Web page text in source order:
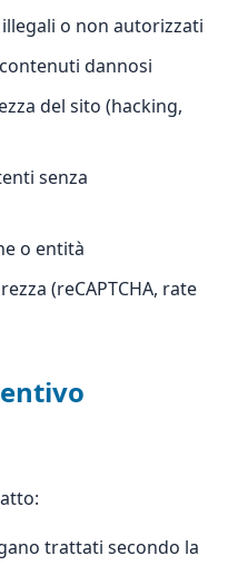
o non autorizzati
dannosi
del sito (hacking,
senza
o entità
(reCAPTCHA, rate
trattati secondo la